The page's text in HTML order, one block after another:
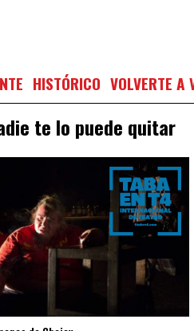
HISTÓRICO VOLVERTE A
te lo puede quitar